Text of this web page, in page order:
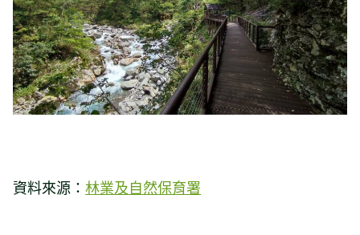
資料來源： 林業及自然保育署